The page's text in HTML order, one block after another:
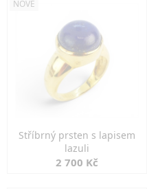
NOVÉ
Stříbrný prsten s lapisem
lazuli
2 700 Kč